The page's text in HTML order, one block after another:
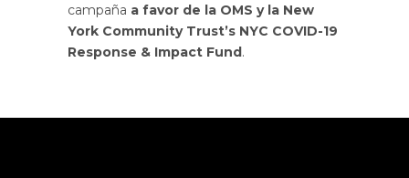
campaña a favor de la OMS y la New
York Community Trust’s NYC COVID-19
Response & Impact Fund.